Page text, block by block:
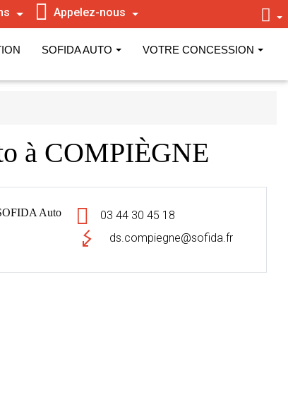
Appelez-nous
SOFIDA AUTO VOTRE CONCESSION
à COMPIÈGNE
Auto
03 44 30 45 18
ds.compiegne@sofida.fr